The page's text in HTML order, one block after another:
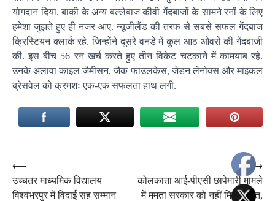
योगदान दिया. बाकी के अन्य बल्लेबाज कीवी गेंदबाजों के सामने रनों के लिए
हमेशा जुझते हुए ही नजर आए. न्यूजीलैंड की तरफ से सबसे सफल गेंदबाज
क्रिस्टियन क्लार्क रहे. जिन्होंने दूसरे वनडे में कुल आठ ओवरों की गेंदबाजी
की. इस बीच 56 रन खर्च करते हुए तीन विकेट चटकाने में कामयाब रहे.
उनके अलावा काइल जैमीसन, जैक फाउलकेस, जेडन लेनोक्स और माइकल
ब्रेसवेल को क्रमशः एक-एक सफलता हाथ लगी.
Post
navigation
⟵
उच्चतर माध्यमिक विद्यालय
विश्वंभरपुर में विदाई सह सम्मान
कोलकाता आई-पीएसी छापेमारी मामले
में ममता सरकार को नहीं मिली राहत,
⟶